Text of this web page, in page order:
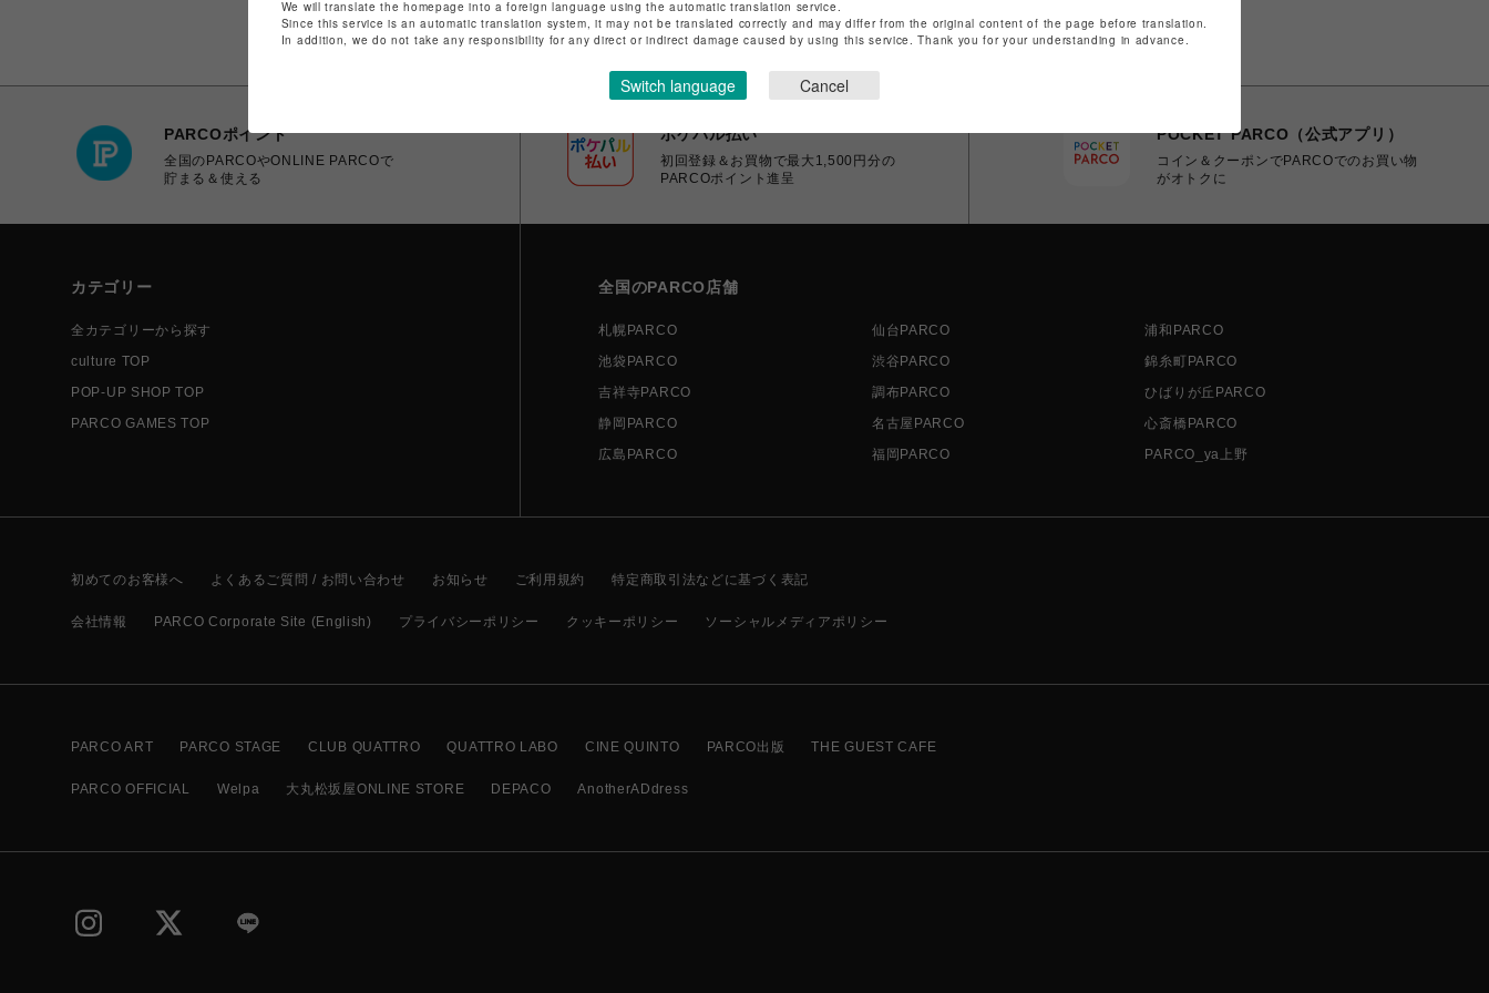
PARCOポイント
全国のPARCOやONLINE PARCOで
貯まる＆使える
ポケパル払い
初回登録＆お買物で最大1,500円分の
PARCOポイント進呈
POCKET PARCO（公式アプリ）
コイン＆クーポンでPARCOでのお買い物
がオトクに
カテゴリー
全カテゴリーから探す
culture TOP
POP-UP SHOP TOP
PARCO GAMES TOP
全国のPARCO店舗
札幌PARCO 仙台PARCO
浦和PARCO
池袋PARCO
渋谷PARCO
錦糸町PARCO
吉祥寺PARCO
調布PARCO
ひばりが丘PARCO
静岡PARCO
名古屋PARCO
心斎橋PARCO
広島PARCO
福岡PARCO PARCO_ya上野
初めてのお客様へ よくあるご質問 / お問い合わせ お知らせ ご利用規約 特定商取引法などに基づく表記
会社情報 PARCO Corporate Site (English) プライバシーポリシー クッキーポリシー ソーシャルメディアポリシー
PARCO ART PARCO STAGE CLUB QUATTRO QUATTRO LABO CINE QUINTO PARCO出版 THE GUEST CAFE
PARCO OFFICIAL Welpa 大丸松坂屋ONLINE STORE DEPACO AnotherADdress
We will translate the homepage into a foreign language using the automatic translation service.
Since this service is an automatic translation system, it may not be translated correctly and may differ from the original content of the page before translation.
In addition, we do not take any responsibility for any direct or indirect damage caused by using this service. Thank you for your understanding in advance.
Switch language Cancel